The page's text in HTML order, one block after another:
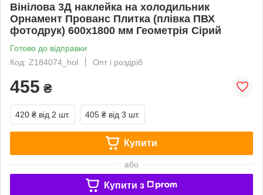
Вінілова 3Д наклейка на холодильник
Орнамент Прованс Плитка (плівка ПВХ
фотодрук) 600х1800 мм Геометрія Сірий
Готово до відправки
Код: Z184074_hol
Опт і роздріб
455 ₴
420 ₴ від 2 шт. 405 ₴ від 3 шт.
Купити
або
Купити з